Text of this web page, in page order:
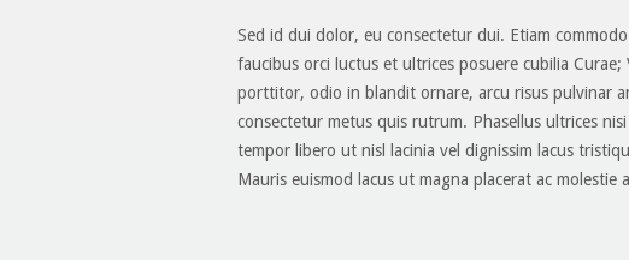
Sed id dui dolor, eu consectetur dui. Etiam
faucibus orci luctus et ultrices posuere cubilia
porttitor, odio in blandit ornare, arcu risus pulvinar
consectetur metus quis rutrum. Phasellus ultrices
tempor libero ut nisl lacinia vel dignissim lacus
Mauris euismod lacus ut magna placerat ac molestie